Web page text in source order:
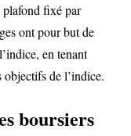
plafond fixé par
ont pour but de
en tenant
objectifs de l’indice.
boursiers